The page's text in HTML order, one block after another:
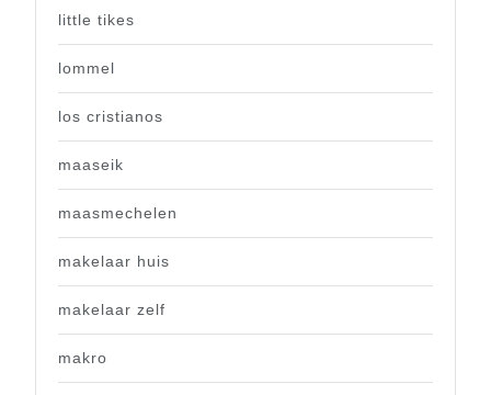
little tikes
lommel
los cristianos
maaseik
maasmechelen
makelaar huis
makelaar zelf
makro